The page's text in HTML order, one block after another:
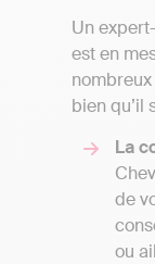
Un
est en
bien qu’il
La
de
ou